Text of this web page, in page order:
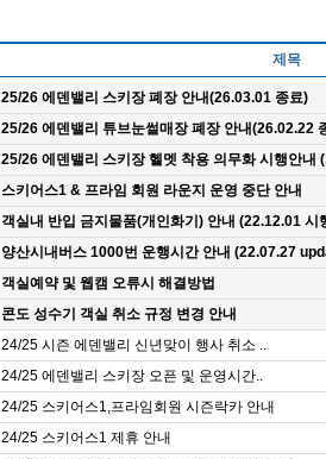
제목
25/26 에덴밸리 스키장 폐장 안내(26.03.01 종료)
25/26 에덴밸리 튜브눈썰매장 폐장 안내(26.02.22
25/26 에덴밸리 스키장 헬멧 착용 의무화 시행안내
스키어스1 & 프라임 회원 라운지 운영 중단 안내
객실내 반입 금지물품(개인화기) 안내 (22.12.01 시
양산시내버스 1000번 운행시간 안내 (22.07.27
객실예약 및 웹캠 오류시 해결방법
콘도 성수기 객실 취소 규정 변경 안내
24/25 시즌 에덴밸리 신년맞이 행사 취소 ..
24/25 에덴밸리 스키장 오픈 및 운영시간..
24/25 스키어스1,프라임회원 시즌락카 안내
24/25 스키어스1 제휴 안내